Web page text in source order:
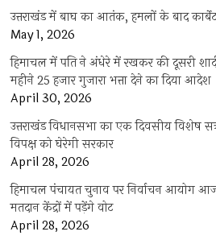
उत्तराखंड में बाघ का आतंक, हमलों के बाद
May 1, 2026
हिमाचल में पति ने अंधेरे में रखकर की दूसरी
महीने 25 हजार गुजारा भत्ता देने का दिया आदेश
April 30, 2026
उत्तराखंड विधानसभा का एक दिवसीय विशेष
विपक्ष को घेरेगी सरकार
April 28, 2026
हिमाचल पंचायत चुनाव पर निर्वाचन आयोग
मतदान केंद्रों में पड़ेंगे वोट
April 28, 2026